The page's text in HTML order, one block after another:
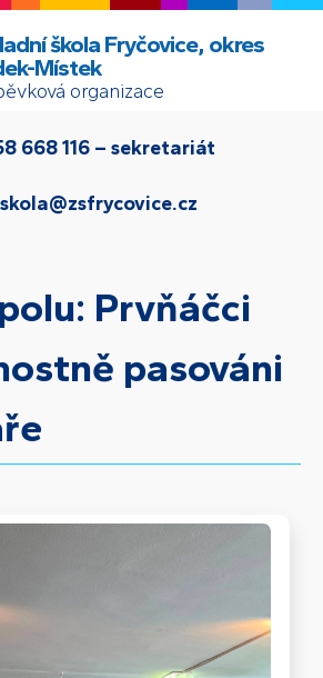
škola Fryčovice, okres
Místek
organizace
668 116 – sekretariát
skola@zsfrycovice.cz
Prvňáčci
pasováni